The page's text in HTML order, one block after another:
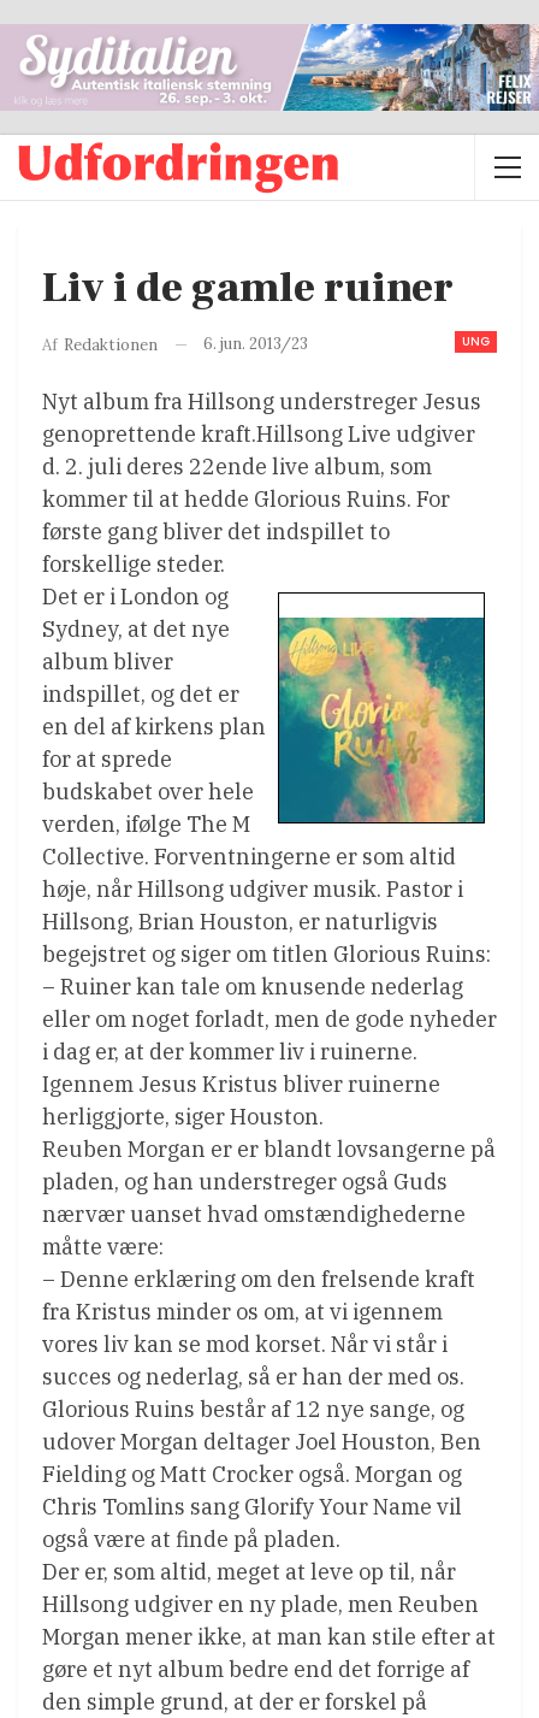
Liv i de gamle ruiner
UNG
Af Redaktionen 6. jun. 2013/23
Nyt album fra Hillsong understreger Jesus
genoprettende kraft.Hillsong Live udgiver
d. 2. juli deres 22ende live album, som
kommer til at hedde Glorious Ruins. For
første gang bliver det indspillet to
forskellige steder.
Det er i London og
Sydney, at det nye
album bliver
indspillet, og det er
en del af kirkens plan
for at sprede
budskabet over hele
verden, ifølge The M
Collective. Forventningerne er som altid
høje, når Hillsong udgiver musik. Pastor i
Hillsong, Brian Houston, er naturligvis
begejstret og siger om titlen Glorious Ruins:
– Ruiner kan tale om knusende nederlag
eller om noget forladt, men de gode nyheder
i dag er, at der kommer liv i ruinerne.
Igennem Jesus Kristus bliver ruinerne
herliggjorte, siger Houston.
Reuben Morgan er er blandt lovsangerne på
pladen, og han understreger også Guds
nærvær uanset hvad omstændighederne
måtte være:
– Denne erklæring om den frelsende kraft
fra Kristus minder os om, at vi igennem
vores liv kan se mod korset. Når vi står i
succes og nederlag, så er han der med os.
Glorious Ruins består af 12 nye sange, og
udover Morgan deltager Joel Houston, Ben
Fielding og Matt Crocker også. Morgan og
Chris Tomlins sang Glorify Your Name vil
også være at finde på pladen.
Der er, som altid, meget at leve op til, når
Hillsong udgiver en ny plade, men Reuben
Morgan mener ikke, at man kan stile efter at
gøre et nyt album bedre end det forrige af
den simple grund, at der er forskel på